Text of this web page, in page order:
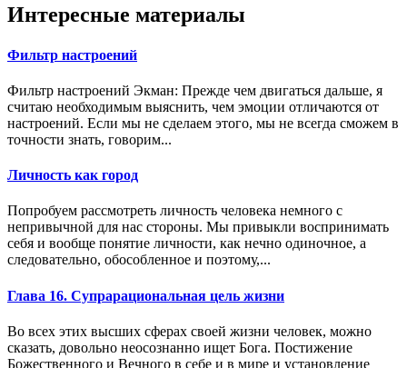
Интересные материалы
Фильтр настроений
Фильтр настроений Экман: Прежде чем двигаться дальше, я
считаю необходимым выяснить, чем эмоции отличаются от
настроений. Если мы не сде­лаем этого, мы не всегда сможем в
точности знать, говорим...
Личность как город
Попробуем рассмотреть личность человека немного с
непривычной для нас стороны. Мы привыкли воспринимать
себя и вообще понятие личности, как нечно одиночное, а
следовательно, обособленное и поэтому,...
Глава 16. Супрарациональная цель жизни
Во всех этих высших сферах своей жизни человек, можно
сказать, довольно неосознанно ищет Бога. Постижение
Божественного и Вечного в себе и в мире и установление